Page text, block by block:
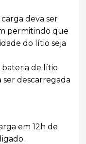
deva ser
permitindo que
do lítio seja
de lítio
ser descarregada
em 12h de